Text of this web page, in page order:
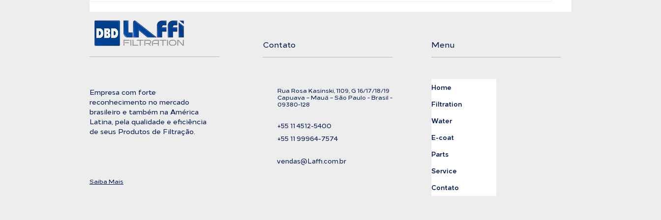
Pureza Absoluta
Empresa com forte
reconhecimento no mercado
brasileiro e também na América
Latina, pela qualidade e eficiência
de seus Produtos de Filtração.
Saiba Mais
Contato
Rua Rosa Kasinski, 1109, G 16/17/18/19
Capuava – Mauá – São Paulo - Brasil -
09380-128
+55 11 4512-5400
+55 11 99964-7574
vendas@Laffi.com.br
Menu
Home
Filtration
Water
E-coat
Parts
Service
Contato